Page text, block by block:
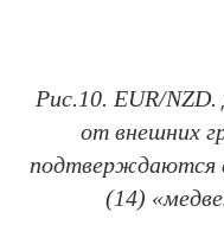
Рис.10. EUR/
от внешних
подтверждаются
(14)